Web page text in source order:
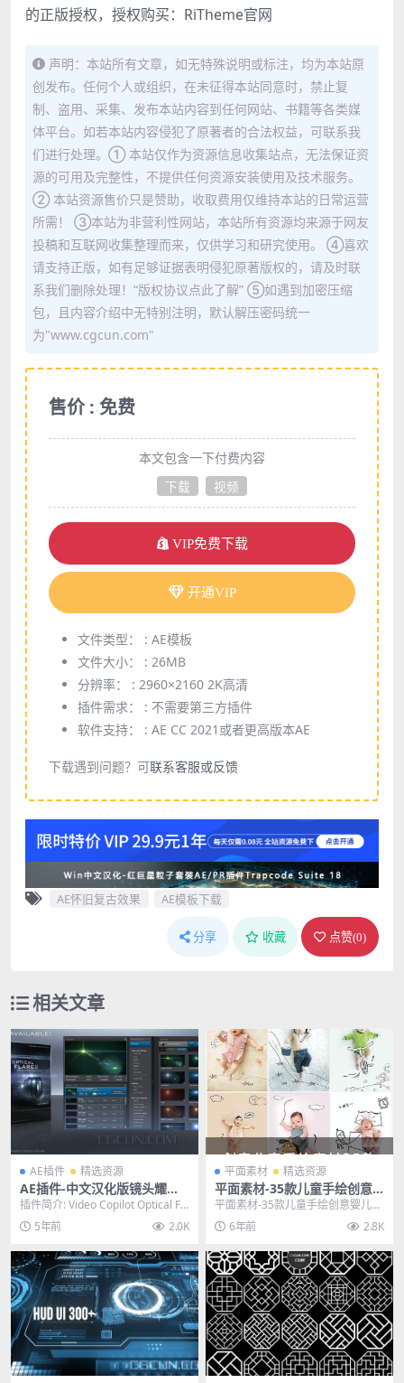
的正版授权，授权购买： RiTheme官网
声明：本站所有文章，如无特殊说明或标注，均为本站原
创发布。任何个人或组织，在未征得本站同意时，禁止复
制、盗用、采集、发布本站内容到任何网站、书籍等各类媒
体平台。如若本站内容侵犯了原著者的合法权益，可联系我
们进行处理。① 本站仅作为资源信息收集站点，无法保证资
源的可用及完整性，不提供任何资源安装使用及技术服务。
② 本站资源售价只是赞助，收取费用仅维持本站的日常运营
所需！ ③本站为非营利性网站，本站所有资源均来源于网友
投稿和互联网收集整理而来，仅供学习和研究使用。 ④喜欢
请支持正版，如有足够证据表明侵犯原著版权的，请及时联
系我们删除处理！“版权协议点此了解” ⑤如遇到加密压缩
包，且内容介绍中无特别注明，默认解压密码统一
为"www.cgcun.com"
售价 : 免费
本文包含一下付费内容
下载
视频
VIP免费下载
开通VIP
文件类型： : AE模板
文件大小： : 26MB
分辨率： : 2960×2160 2K高清
插件需求： : 不需要第三方插件
软件支持： : AE CC 2021或者更高版本AE
下载遇到问题？可联系客服或反馈
AE怀旧复古效果 AE模板下载
分享 收藏 点赞(0)
相关文章
AE插件 精选资源
AE插件-中文汉化版镜头耀斑
光晕特效插件Optical Flares
v1.3.7 WIN
插件简介: Video Copilot Optical Fla
res for A...
5年前 2.0K
平面素材 精选资源
平面素材-35款儿童手绘创意
婴儿照片素材插画设计影楼PS
D素材
平面素材-35款儿童手绘创意婴儿照
片素材插画设计影楼PSD素材 其他
推荐: 平面...
6年前 2.8K